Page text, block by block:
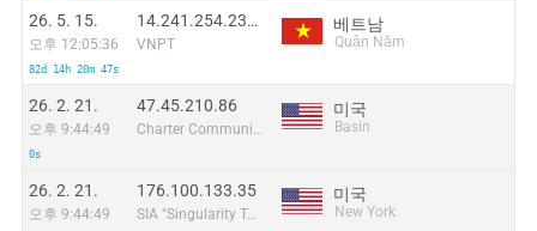
26. 5. 15.
오후 12:05:36
82d 14h 20m 47s
14.241.254.235:48319
VNPT
베트남
Quận Năm
26. 2. 21.
오후 9:44:49
0s
47.45.210.86
Charter Communications
미국
Basin
26. 2. 21.
오후 9:44:49
176.100.133.35
SIA "Singularity Telecom"
미국
New York